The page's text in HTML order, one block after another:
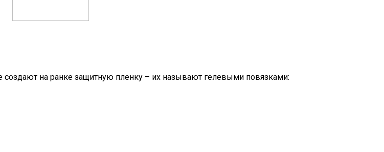
на ранке защитную пленку – их называют гелевыми повязками: